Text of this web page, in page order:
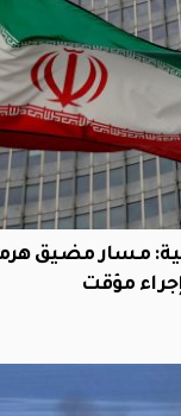
مسار مضيق
مؤقت